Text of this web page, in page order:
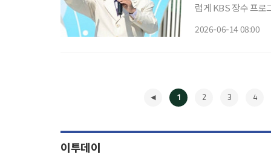
럽게 KBS 장수 프로
2026-06-14 08:00
1 2 3 4
이투데이